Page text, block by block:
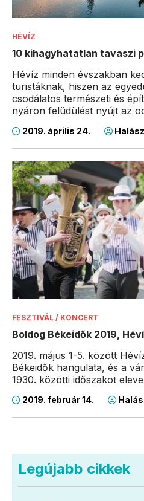
HÉVÍZ
10 kihagyhatatlan tavaszi
Hévíz minden évszakban
turistáknak, hiszen az
csodálatos természeti és
nyáron felüdülést nyújt az
2019. április 24.
FESZTIVÁL / KONCERT
Boldog Békeidők 2019,
2019. május 1-5. között
Békeidők hangulata, és a
1930. közötti időszakot
2019. február 14.
Legújabb cikkek